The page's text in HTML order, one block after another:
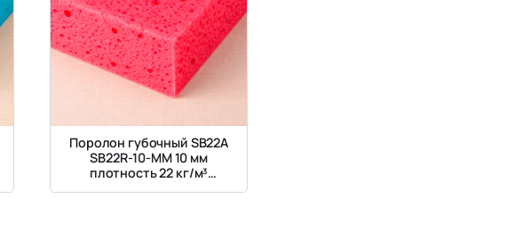
Поролон губочный SB22A
SB22R-10-MM 10 мм
плотность 22 кг/м³